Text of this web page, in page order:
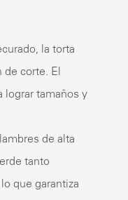
la torta
de corte. El
lograr tamaños y
de alta
tanto
que garantiza